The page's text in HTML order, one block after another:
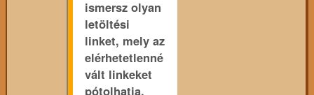
ismersz olyan
letöltési
linket, mely az
elérhetetlenné
vált linkeket
pótolhatja,